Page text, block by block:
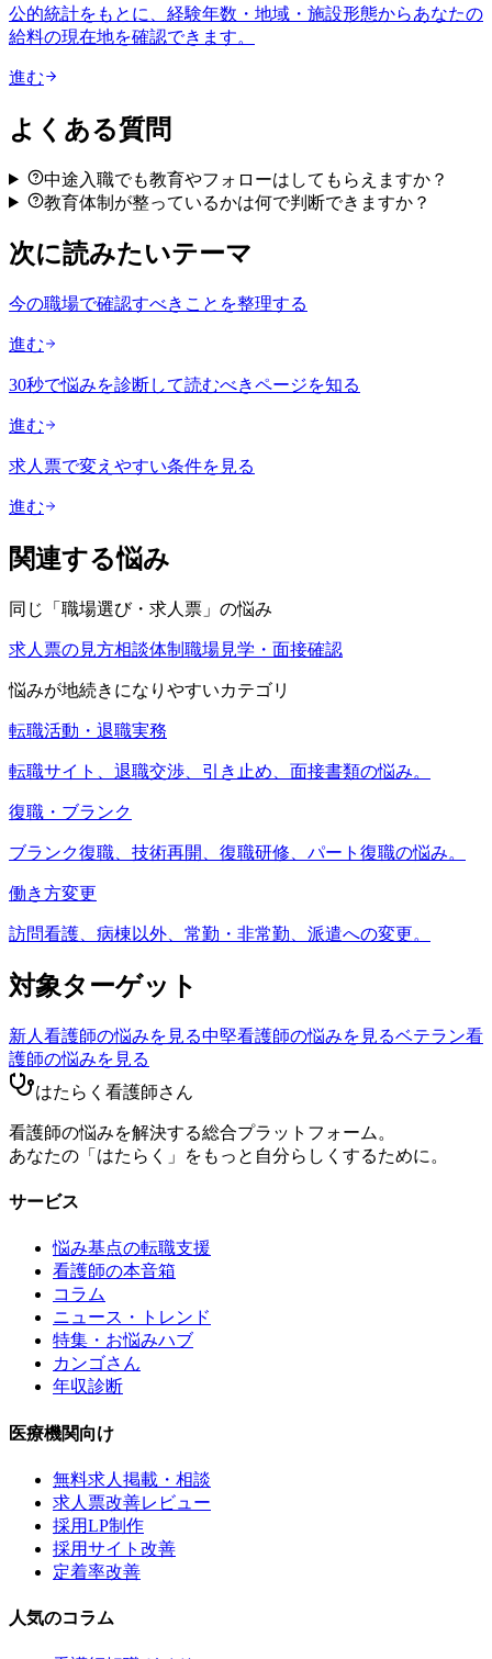
公的統計をもとに、経験年数・地域・施設形態からあなたの
給料の現在地を確認できます。
進む
よくある質問
中途入職でも教育やフォローはしてもらえますか？
教育体制が整っているかは何で判断できますか？
次に読みたいテーマ
今の職場で確認すべきことを整理する
進む
30秒で悩みを診断して読むべきページを知る
進む
求人票で変えやすい条件を見る
進む
関連する悩み
同じ「 職場選び・求人票 」の悩み
求人票の見方相談体制 職場見学・面接確認
悩みが地続きになりやすいカテゴリ
転職活動・退職実務
転職サイト、退職交渉、引き止め、面接書類の悩み。
復職・ブランク
ブランク復職、技術再開、復職研修、パート復職の悩み。
働き方変更
訪問看護、病棟以外、常勤・非常勤、派遣への変更。
対象ターゲット
新人看護師の悩みを見る中堅看護師の悩みを見るベテラン看
護師の悩みを見る
はたらく看護師さん
看護師の悩みを解決する総合プラットフォーム。
あなたの「はたらく」をもっと自分らしくするために。
サービス
悩み基点の転職支援
看護師の本音箱
コラム
ニュース・トレンド
特集・お悩みハブ
カンゴさん
年収診断
医療機関向け
無料求人掲載・相談
求人票改善レビュー
採用LP制作
採用サイト改善
定着率改善
人気のコラム